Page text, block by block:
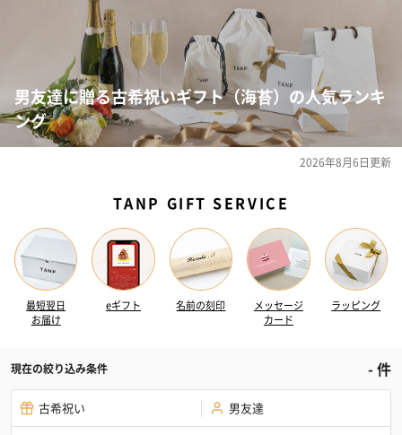
男友達に贈る古希祝いギフト（海苔）の人気ランキ
ング
2026年8月6日更新
TANP GIFT SERVICE
最短翌日
お届け
eギフト 名前の刻印
メッセージ
カード
ラッピング
現在の絞り込み条件 -件
古希祝い 男友達